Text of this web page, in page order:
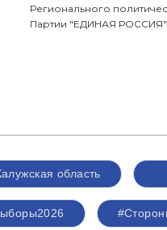
Регионального
Партии "ЕДИНАЯ РОССИЯ"
область